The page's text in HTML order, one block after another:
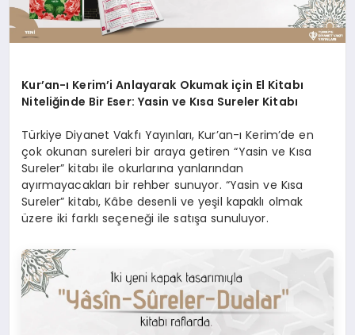
Kur’an-ı Kerim’i Anlayarak Okumak için El Kitabı
Niteliğinde Bir Eser: Yasin ve Kısa Sureler Kitabı
Türkiye Diyanet Vakfı Yayınları, Kur’an-ı Kerim’de en
çok okunan sureleri bir araya getiren “Yasin ve Kısa
Sureler” kitabı ile okurlarına yanlarından
ayırmayacakları bir rehber sunuyor. “Yasin ve Kısa
Sureler” kitabı, Kâbe desenli ve yeşil kapaklı olmak
üzere iki farklı seçeneği ile satışa sunuluyor.